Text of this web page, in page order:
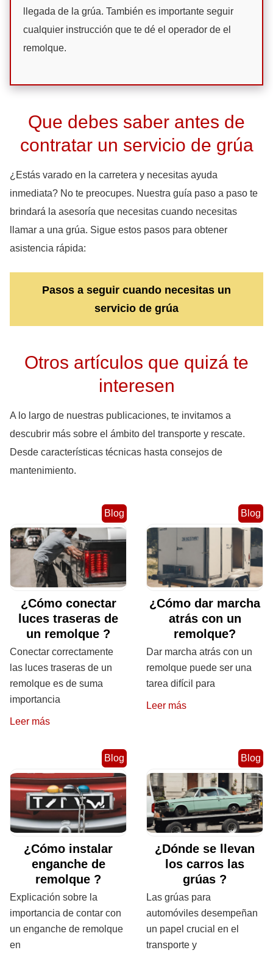
llegada de la grúa. También es importante seguir
cualquier instrucción que te dé el operador de el
remolque.
Que debes saber antes de
contratar un servicio de grúa
¿Estás varado en la carretera y necesitas ayuda
inmediata? No te preocupes. Nuestra guía paso a paso te
brindará la asesoría que necesitas cuando necesitas
llamar a una grúa. Sigue estos pasos para obtener
asistencia rápida:
Pasos a seguir cuando necesitas un
servicio de grúa
Otros artículos que quizá te
interesen
A lo largo de nuestras publicaciones, te invitamos a
descubrir más sobre el ámbito del transporte y rescate.
Desde características técnicas hasta consejos de
mantenimiento.
Blog
¿Cómo conectar
luces traseras de
un remolque ?
Conectar correctamente
las luces traseras de un
remolque es de suma
importancia
Leer más
Blog
¿Cómo dar marcha
atrás con un
remolque?
Dar marcha atrás con un
remolque puede ser una
tarea difícil para
Leer más
Blog
¿Cómo instalar
enganche de
remolque ?
Explicación sobre la
importancia de contar con
un enganche de remolque
en
Blog
¿Dónde se llevan
los carros las
grúas ?
Las grúas para
automóviles desempeñan
un papel crucial en el
transporte y